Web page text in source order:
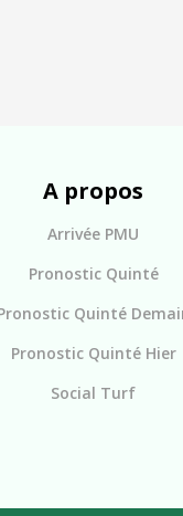
A propos
Arrivée PMU
Pronostic Quinté
Quinté
Pronostic Quinté Hier
Social Turf